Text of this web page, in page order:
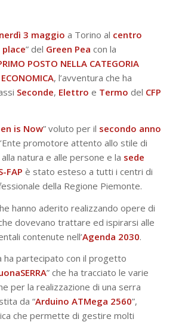
3 maggio a Torino al centro
” del Green Pea con la
POSTO NELLA CATEGORIA
, l’avventura che ha
Seconde, Elettro e Termo del CFP
is Now” voluto per il secondo anno
promotore attento allo stile di
natura e alle persone e la sede
FAP è stato esteso a tutti i centri di
della Regione Piemonte.
hanno aderito realizzando opere di
dovevano trattare ed ispirarsi alle
contenute nell’Agenda 2030.
ha partecipato con il progetto
” che ha tracciato le varie
per la realizzazione di una serra
da “Arduino ATMega 2560”,
che permette di gestire molti